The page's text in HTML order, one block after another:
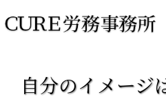
自分のイメージ